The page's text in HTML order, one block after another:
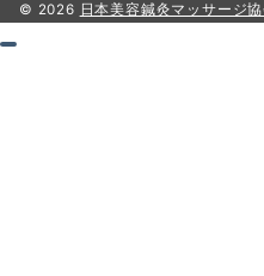
© 2026 日本美容鍼灸マッサージ